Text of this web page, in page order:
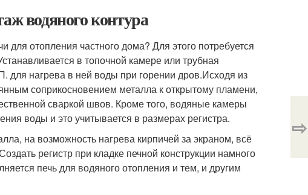
водяного контура
для отопления частного дома? Для этого потребуется
в топочной камере или трубная
для нагрева в ней воды при горении дров.Исходя из
соприкосновением металла к открытому пламени,
сваркой швов. Кроме того, водяные камеры
воды и это учитывается в размерах регистра.
на возможность нагрева кирпичей за экраном, всё
регистр при кладке печной конструкции намного
печь для водяного отопления и тем, и другим
⇨